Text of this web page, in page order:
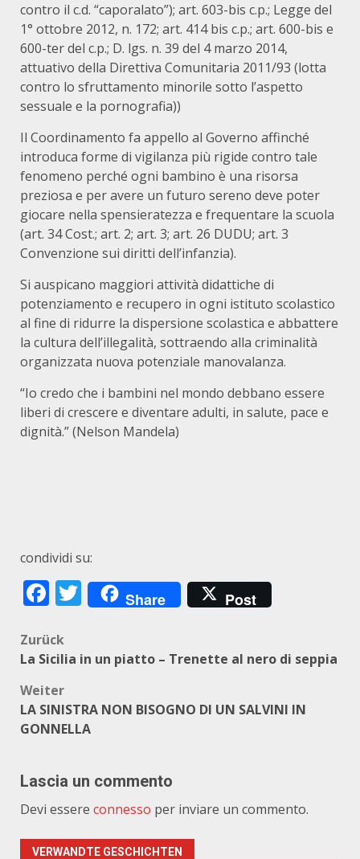
contro il c.d. “caporalato”); art. 603-bis c.p.; Legge del
1° ottobre 2012, n. 172; art. 414 bis c.p.; art. 600-bis e
600-ter del c.p.; D. lgs. n. 39 del 4 marzo 2014,
attuativo della Direttiva Comunitaria 2011/93 (lotta
contro lo sfruttamento minorile sotto l’aspetto
sessuale e la pornografia))
Il Coordinamento fa appello al Governo affinché
introduca forme di vigilanza più rigide contro tale
fenomeno perché ogni bambino è una risorsa
preziosa e per avere un futuro sereno deve poter
giocare nella spensieratezza e frequentare la scuola
(art. 34 Cost.; art. 2; art. 3; art. 26 DUDU; art. 3
Convenzione sui diritti dell’infanzia).
Si auspicano maggiori attività didattiche di
potenziamento e recupero in ogni istituto scolastico
al fine di ridurre la dispersione scolastica e abbattere
la cultura dell’illegalità, sottraendo alla criminalità
organizzata nuova potenziale manovalanza.
“Io credo che i bambini nel mondo debbano essere
liberi di crescere e diventare adulti, in salute, pace e
dignità.” (Nelson Mandela)
condividi su:
Facebook
Twitter
Share Post
Beitragsnavigation
Zurück
La Sicilia in un piatto – Trenette al nero di seppia
Weiter
LA SINISTRA NON BISOGNO DI UN SALVINI IN
GONNELLA
Lascia un commento
Devi essere connesso per inviare un commento.
VERWANDTE GESCHICHTEN